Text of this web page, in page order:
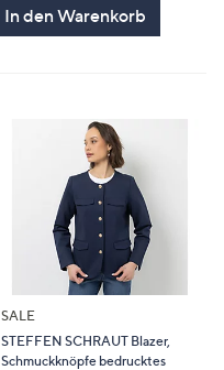
In den Warenkorb
SALE
STEFFEN SCHRAUT Blazer,
Schmuckknöpfe bedrucktes